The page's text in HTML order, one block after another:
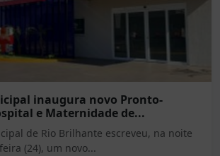
inaugura novo Pronto-
e Maternidade de...
de Rio Brilhante escreveu, na noite
(24), um novo...